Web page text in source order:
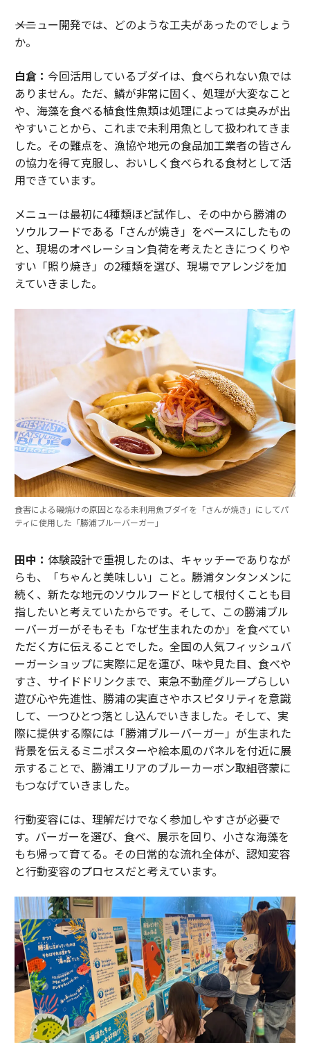
――メニュー開発では、どのような工夫があったのでしょう
か。
白倉： 今回活用しているブダイは、食べられない魚では
ありません。ただ、鱗が非常に固く、処理が大変なこと
や、海藻を食べる植食性魚類は処理によっては臭みが出
やすいことから、これまで未利用魚として扱われてきま
した。その難点を、漁協や地元の食品加工業者の皆さん
の協力を得て克服し、おいしく食べられる食材として活
用できています。
メニューは最初に4種類ほど試作し、その中から勝浦の
ソウルフードである「さんが焼き」をベースにしたもの
と、現場のオペレーション負荷を考えたときにつくりや
すい「照り焼き」の2種類を選び、現場でアレンジを加
えていきました。
食害による磯焼けの原因となる未利用魚ブダイを「さんが焼き」にしてパ
ティに使用した「勝浦ブルーバーガー」
田中： 体験設計で重視したのは、キャッチーでありなが
らも、「ちゃんと美味しい」こと。勝浦タンタンメンに
続く、新たな地元のソウルフードとして根付くことも目
指したいと考えていたからです。そして、この勝浦ブル
ーバーガーがそもそも「なぜ生まれたのか」を食べてい
ただく方に伝えることでした。全国の人気フィッシュバ
ーガーショップに実際に足を運び、味や見た目、食べや
すさ、サイドドリンクまで、東急不動産グループらしい
遊び心や先進性、勝浦の実直さやホスピタリティを意識
して、一つひとつ落とし込んでいきました。そして、実
際に提供する際には「勝浦ブルーバーガー」が生まれた
背景を伝えるミニポスターや絵本風のパネルを付近に展
示することで、勝浦エリアのブルーカーボン取組啓蒙に
もつなげていきました。
行動変容には、理解だけでなく参加しやすさが必要で
す。バーガーを選び、食べ、展示を回り、小さな海藻を
もち帰って育てる。その日常的な流れ全体が、認知変容
と行動変容のプロセスだと考えています。